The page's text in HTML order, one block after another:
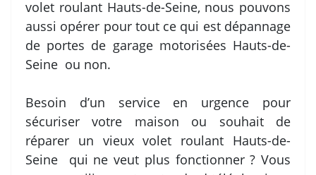
volet roulant Hauts-de-Seine, nous pouvons
aussi opérer pour tout ce qui est dépannage
de portes de garage motorisées Hauts-de-
Seine ou non.
Besoin d’un service en urgence pour
sécuriser votre maison ou souhait de
réparer un vieux volet roulant Hauts-de-
Seine qui ne veut plus fonctionner ? Vous